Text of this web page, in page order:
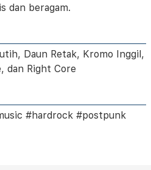
dan beragam.
Daun Retak, Kromo Inggil,
dan Right Core
#hardrock #postpunk